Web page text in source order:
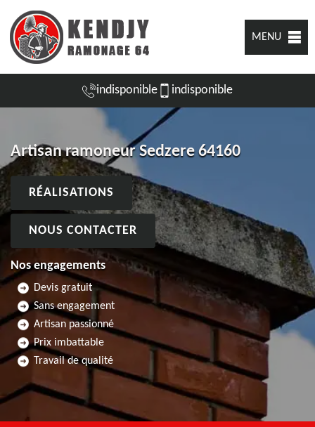
MENU
indisponible indisponible
Artisan ramoneur Sedzere 64160
RÉALISATIONS
NOUS CONTACTER
Nos engagements
Devis gratuit
Sans engagement
Artisan passionné
Prix imbattable
Travail de qualité